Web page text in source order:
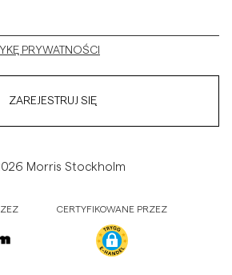
PRYWATNOŚCI
ZAREJESTRUJ SIĘ
Morris Stockholm
CERTYFIKOWANE PRZEZ